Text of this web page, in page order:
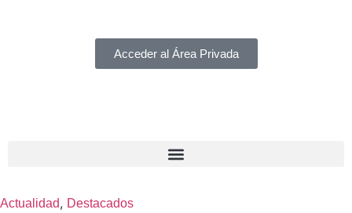
Acceder al Área Privada
Actualidad, Destacados